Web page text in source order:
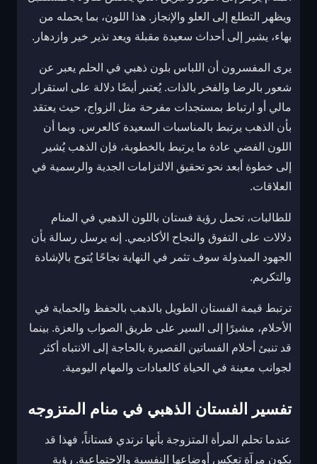
ويظهر التطلع إلى العلو والإنجاز. هذا اللون، بما يحمله من
بهاء، يشير إلى أحداث سعيدة مقبلة ويعد نذير خير وازدهار.
يرى المفسرون أن اللباس بلون ذهبي في الحلم يعبر عن
شعور بالرضا والفخر بالذات. يُعتبر أيضًا دلالة على استقرار
مالي أو ارتباط بمستجدات مفرحة مثل الزواج، حيث يعتقد
بأن الذهب يرتبط بالمناسبات السعيدة كالعرس. وبما أن
اللون الفضي عادة ما يرتبط بالخطوبة، فإن الذهب يُشير
إلى خطوة أبعد نحو تحقيق الالتزامات الجدية والرسمية في
العلاقات.
للطالبات، تحمل رؤية فستان باللون الذهبي في المنام
دلالات على التفوق والنجاح الأكاديمي. إنه يرسل رسالة بأن
الجهود المبذولة سوف تثمر في النهاية نجاحًا يُتوج بالإشادة
والتكريم.
ترتبط قيمة الفستان الطويل بالذهب بالحفظ والحماية في
الأحلام، مشيرًا إلى السير على طريق الصواب والعزة. بينما
قد تنبئ أحلام الفساتين القصيرة بالحاجة إلى الانتباه أكثر
لجوانب معينة في الحياة كالعبادات والمهام اليومية.
تفسير الفستان الذهبي في منام المتزوجه
عندما تحلم المرأة المتزوجة بأنها ترتدي فستاناً، فهذا قد
يكون مرآة تعكس أوضاعها النفسية والاجتماعية. رؤية